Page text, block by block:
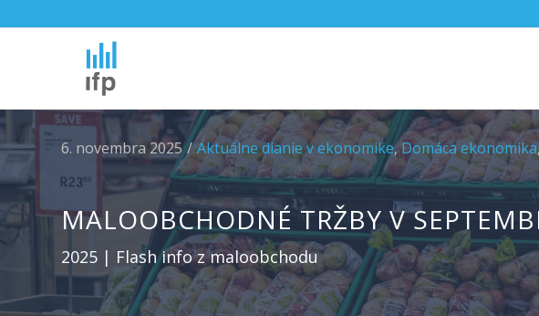
6. novembra 2025 / Aktuálne dianie v ekonomike,Domáca ekonomika
MALOOBCHODNÉ TRŽBY V
2025 | Flash info z maloobchodu